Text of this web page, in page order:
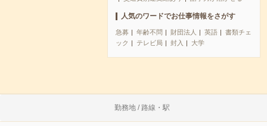
人気のワードでお仕事情報をさがす
急募 年齢不問 財団法人 英語
書類チェ
ック
テレビ局 封入 大学
勤務地 / 路線・駅